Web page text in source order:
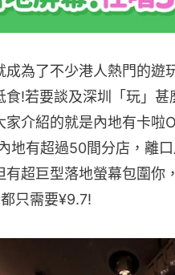
為了不少港人熱門的遊
食!若要談及深圳「玩」
家介紹的就是內地有卡啦
地有超過50間分店，離
有超巨型落地螢幕包圍你
只需要¥9.7!